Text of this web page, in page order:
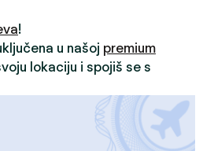
!
u našoj premium
lokaciju i spojiš se s